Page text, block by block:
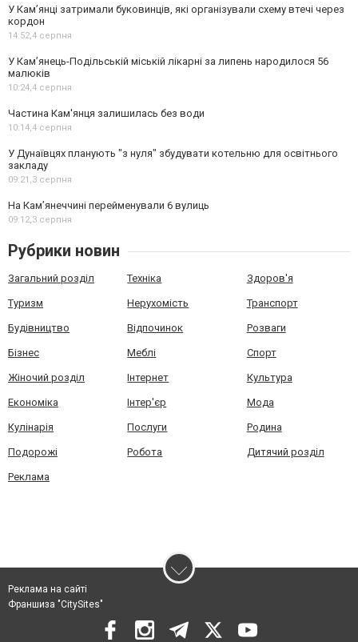
У Кам’янці затримали буковинців, які організували схему втечі через
кордон
14:52,4 серпня
У Кам’янець-Подільській міській лікарні за липень народилося 56
малюків
10:24,4 серпня
Частина Кам'янця залишилась без води
10:14,4 серпня
У Дунаївцях планують "з нуля" збудувати котельню для освітнього
закладу
09:21,3 серпня
На Камʼянеччині перейменували 6 вулиць
09:12,3 серпня
Рубрики новин
Загальний розділ Техніка Здоров'я
Туризм Нерухомість Транспорт
Будівництво Відпочинок Розваги
Бізнес Меблі Спорт
Жіночий розділ Інтернет Культура
Економіка Інтер'єр Мода
Кулінарія Послуги Родина
Подорожі Робота Дитячий розділ
Реклама
Реклама на сайті
Франшиза "CitySites"